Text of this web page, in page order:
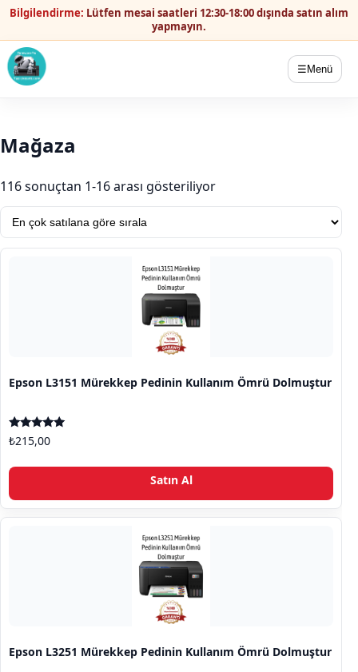
Bilgilendirme: Lütfen mesai saatleri 12:30-18:00 dışında satın alım
yapmayın.
☰ Menü
Mağaza
116 sonuçtan 1-16 arası gösteriliyorPopülerliğe göre
Epson L3151 Mürekkep Pedinin Kullanım Ömrü Dolmuştur
5 üzerinden
5.00
₺215,00
Satın Al
Epson L3251 Mürekkep Pedinin Kullanım Ömrü Dolmuştur